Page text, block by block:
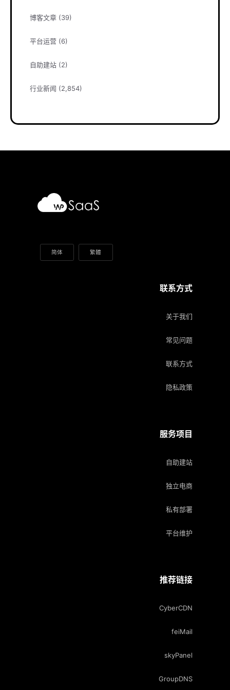
博客文章 (39)
平台运营 (6)
自助建站 (2)
行业新闻 (2,854)
简体 繁體
联系方式
关于我们
常见问题
联系方式
隐私政策
服务项目
自助建站
独立电商
私有部署
平台维护
推荐链接
CyberCDN
feiMail
skyPanel
GroupDNS